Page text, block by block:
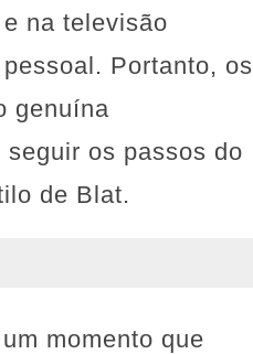
na televisão
Portanto, os
genuína
os passos do
de Blat.
momento que